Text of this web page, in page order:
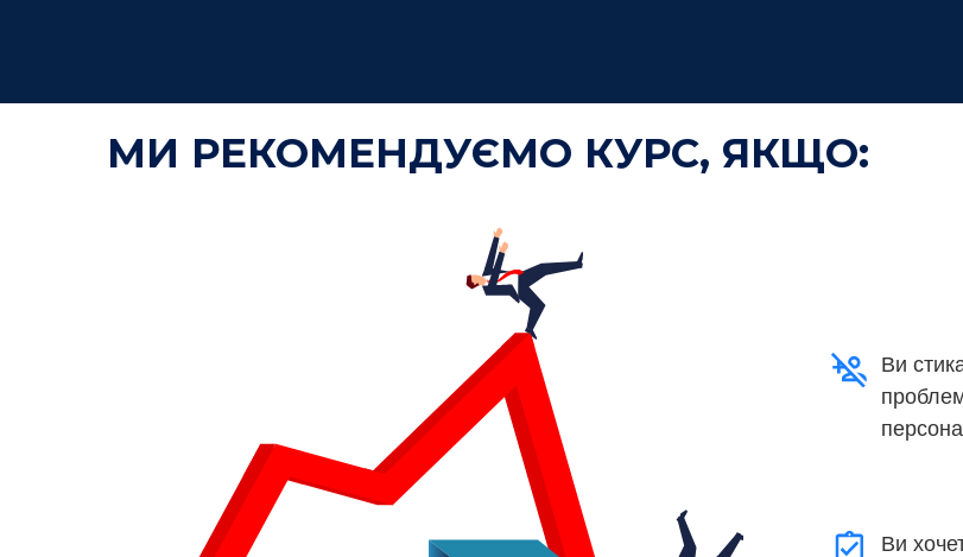
Ви
МИ РЕКОМЕНДУЄМО КУРС, ЯКЩО:
Ви